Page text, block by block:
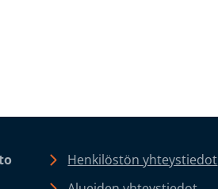
Henkilöstön yhteystiedot